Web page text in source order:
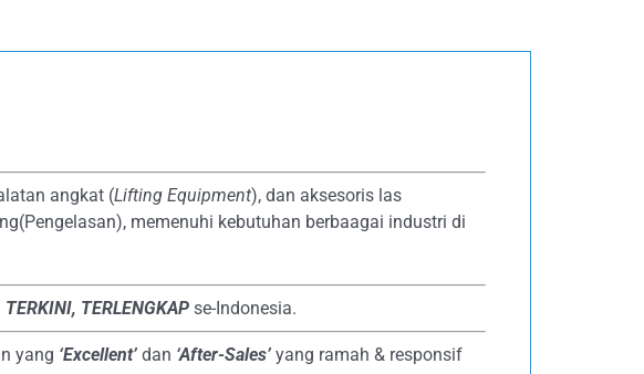
angkat (Lifting Equipment), dan aksesoris las
memenuhi kebutuhan berbaagai industri di
TERKINI, TERLENGKAP se-Indonesia.
yang ‘Excellent’ dan ‘After-Sales’ yang ramah & responsif